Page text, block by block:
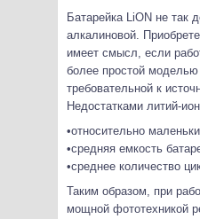
Батарейка LiON не так
алкалиновой.
имеет смысл, если
более простой
требовательной к
Недостатками литий-
•относительно
•средняя емкость
•среднее количество
Таким образом, при
мощной фототехникой